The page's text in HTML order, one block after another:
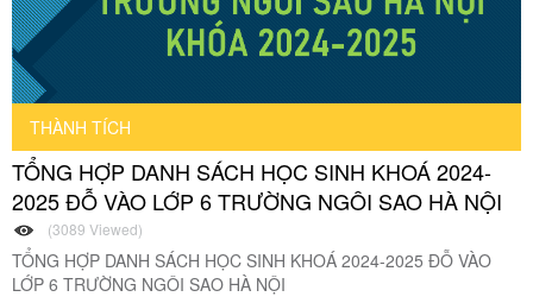
THÀNH TÍCH
TỔNG HỢP DANH SÁCH HỌC SINH KHOÁ 2024-
2025 ĐỖ VÀO LỚP 6 TRƯỜNG NGÔI SAO HÀ NỘI
(3089 Viewed)
TỔNG HỢP DANH SÁCH HỌC SINH KHOÁ 2024-2025 ĐỖ VÀO
LỚP 6 TRƯỜNG NGÔI SAO HÀ NỘI